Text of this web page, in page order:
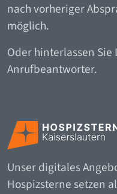
nach vorheriger
möglich.
Oder hinterlassen
Anrufbeantworter.
Unser digitales
Hospizsterne setzen